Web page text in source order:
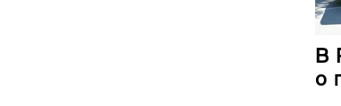
В
о